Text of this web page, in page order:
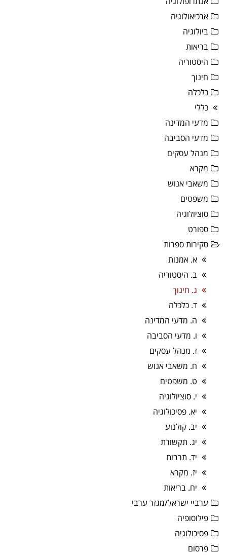
ארכיאולוגיה
ביולוגיה
בריאות
היסטוריה
חינוך
כלכלה
כללי
מדעי המדינה
מדעי הסביבה
מנהל עסקים
מקרא
משאבי אנוש
משפטים
סוציולוגיה
ספורט
סקירות ספרות
א. אמנות
ב. היסטוריה
ג. חינוך
ד. כלכלה
ה. מדעי המדינה
ו. מדעי הסביבה
ז. מנהל עסקים
ח. משאבי אנוש
ט. משפטים
י. סוציולוגיה
יא. פסיכולוגיה
יב. קולנוע
יג. תקשורת
יד. תרבות
יז. מקרא
יח. בריאות
ערביי ישראל/מגזר ערבי
פילוסופיה
פסיכולוגיה
פרסום